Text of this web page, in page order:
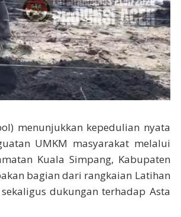
menunjukkan kepedulian nyata
UMKM masyarakat melalui
Kuala Simpang, Kabupaten
bagian dari rangkaian Latihan
dukungan terhadap Asta